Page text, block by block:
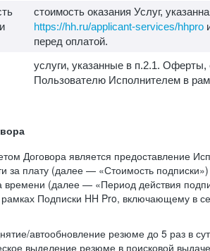
стоимость оказания Услуг,
https://hh.ru/applicant-services/hhpro
перед оплатой.
услуги, указанные в п.2.1.
Пользователю Исполнителем в
Договора является предоставление
за плату (далее — «Стоимость
времени (далее — «Период действия
рамках Подписки HH Pro, включающему в
автообновление резюме до 5 раз в
выделение резюме в поисковой